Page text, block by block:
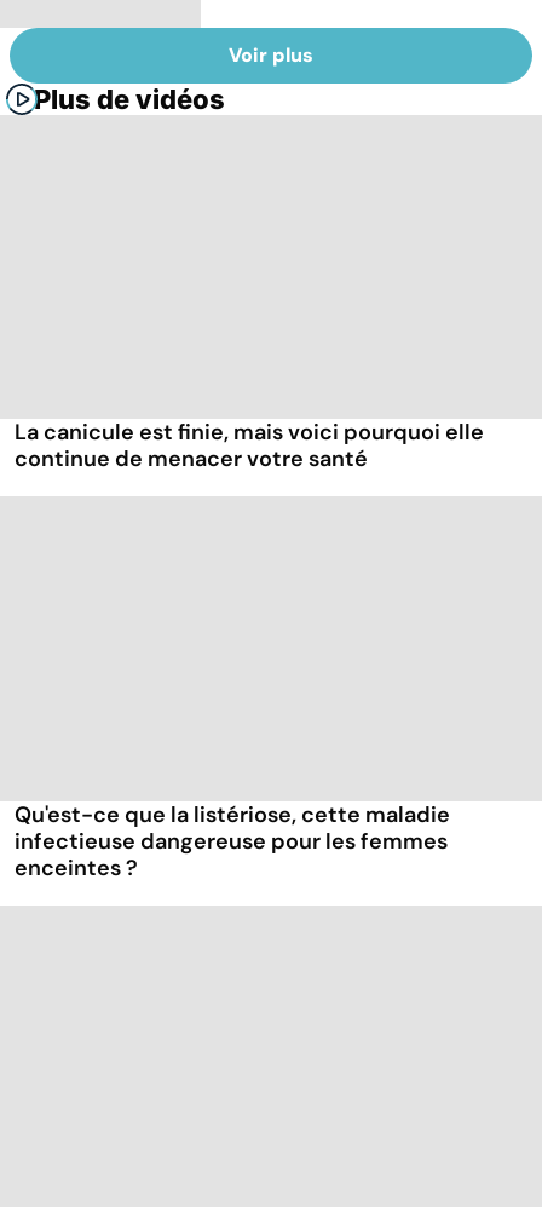
Voir plus
Plus de vidéos
La canicule est finie, mais voici pourquoi elle
continue de menacer votre santé
Qu'est-ce que la listériose, cette maladie
infectieuse dangereuse pour les femmes
enceintes ?